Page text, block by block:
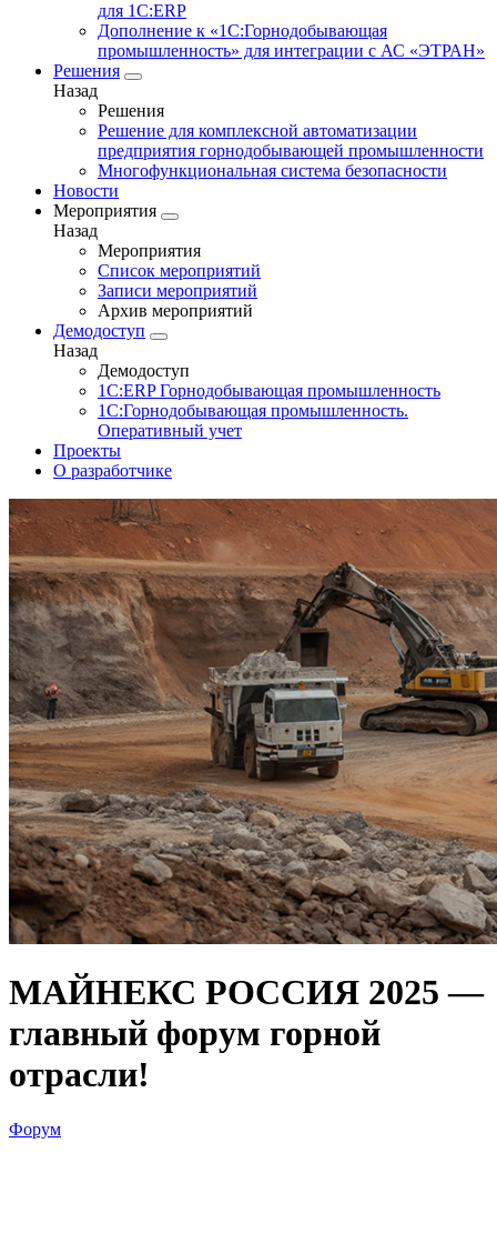
для 1С:ERP
Дополнение к «1С:Горнодобывающая
промышленность» для интеграции с АС «ЭТРАН»
Решения
Назад
Решения
Решение для комплексной автоматизации
предприятия горнодобывающей промышленности
Многофункциональная система безопасности
Новости
Мероприятия
Назад
Мероприятия
Список мероприятий
Записи мероприятий
Архив мероприятий
Демодоступ
Назад
Демодоступ
1С:ERP Горнодобывающая промышленность
1С:Горнодобывающая промышленность.
Оперативный учет
Проекты
О разработчике
МАЙНЕКС РОССИЯ 2025 —
главный форум горной
отрасли!
Форум